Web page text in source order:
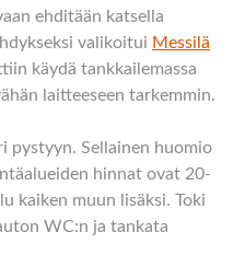
ehditään katsella
valikoitui Messilä
käydä tankkailemassa
laitteeseen tarkemmin.
pystyyn. Sellainen huomio
hinnat ovat 20-
kaiken muun lisäksi. Toki
WC:n ja tankata